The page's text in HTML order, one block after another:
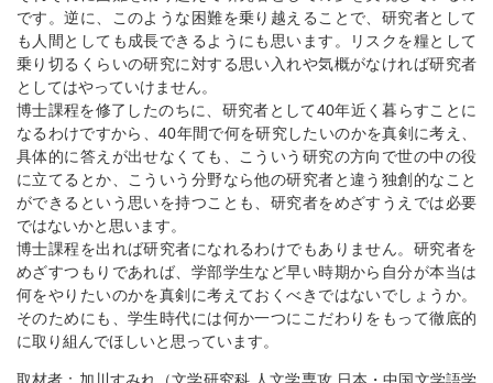
です。逆に、このような困難を乗り越えることで、研究者として
も人間としても成長できるようにも思います。リスクを糧として
乗り切るくらいの研究に対する思い入れや気概がなければ研究者
としてはやっていけません。
博士課程を修了したのちに、研究者として40年近く暮らすことに
なるわけですから、40年間で何を研究したいのかを真剣に考え、
具体的に答えが出せなくても、こういう研究の方向で世の中の役
に立てるとか、こういう分野なら他の研究者と違う独創的なこと
ができるという思いを持つことも、研究者をめざすうえでは必要
ではないかと思います。
博士課程を出れば研究者になれるわけでもありません。研究者を
めざすつもりであれば、学部学生など早い時期から自分が本当は
何をやりたいのかを真剣に考えておくべきではないでしょうか。
そのためにも、学生時代には何か一つにこだわりをもって徹底的
に取り組んでほしいと思っています。